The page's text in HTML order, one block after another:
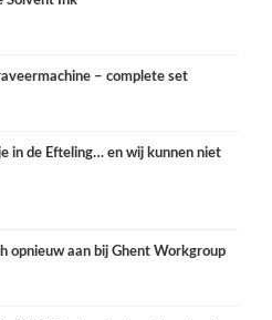
– complete set
in de Efteling… en wij kunnen niet
opnieuw aan bij Ghent Workgroup